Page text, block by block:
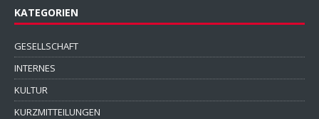
KATEGORIEN
GESELLSCHAFT
INTERNES
KULTUR
KURZMITTEILUNGEN